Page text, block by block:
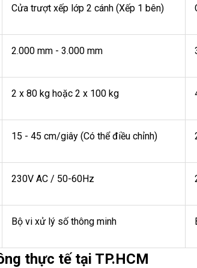
Cửa trượt xếp lớp 2 cánh (Xếp 1 bên)
2.000 mm - 3.000 mm
2 x 80 kg hoặc 2 x 100 kg
15 - 45 cm/giây (Có thể điều chỉnh)
230V AC / 50-60Hz
Bộ vi xử lý số thông minh
thực tế tại TP.HCM